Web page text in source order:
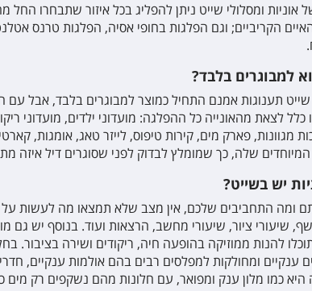
אוניות ומסלולי שייט ניתן להפליג בכל איזור שתבחרו
הקריביים; וגם הפלגות בחופי אסיה, הפלגות טרנס
.
למבוגרים בלבד?
תענוגות אמנם התחיל כמוצר למבוגרים בלבד, אבל עם
לצאת מהאונייה כל ההפלגה: מועדוני ילדים, מועדוני
מגוונות, פארק מים, קירות טיפוס, לייזר טאג, אומגות,
שלה, כך שמומלץ לבדוק לפני שסוגרים דיל איזה
יש בשייט?
ומה התחביבים שלכם, אין מצב שלא תמצאו מה לעשות על
שיעורי ציור, שיעורי מחשב, הרצאות ועוד. בנוסף יש גם
להנות ממוזיקה בהופעה חיה, ריקודים ושירה בציבור.
ענקיים ומחולקות למפלסים רבים בהם אולמות ענקיים,
היא כמו מלון ענק ומפואר, עם חלונות מהם נשקפים רק מים